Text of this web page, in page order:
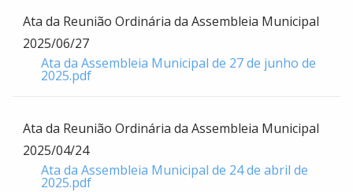
Ata da Reunião Ordinária da Assembleia Municipal
2025/06/27
Ata da Assembleia Municipal de 27 de junho de
2025.pdf
Ata da Reunião Ordinária da Assembleia Municipal
2025/04/24
Ata da Assembleia Municipal de 24 de abril de
2025.pdf